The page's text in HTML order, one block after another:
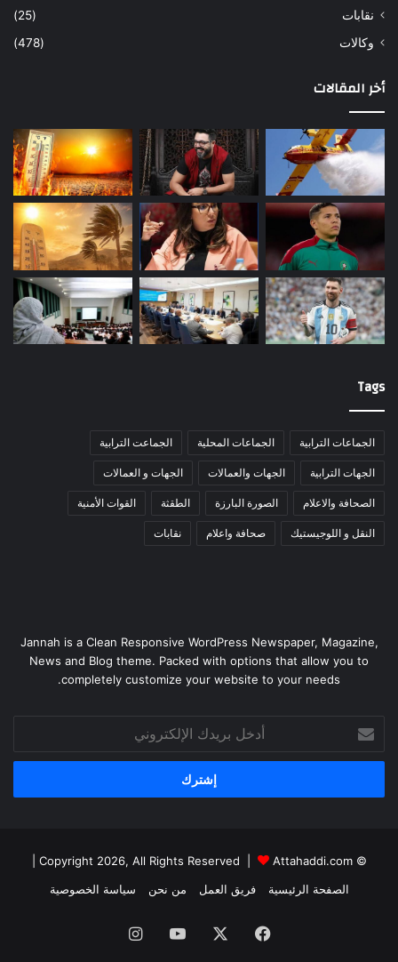
نقابات
(25)
وكالات
(478)
أخر المقالات
Tags
الجماعات الترابية الجماعات المحلية الجماعت الترابية
الجهات الترابية الجهات والعمالات الجهات و العمالات
الصحافة والاعلام الصورة البارزة الطقثة القوات الأمنية
النقل و اللوجيستيك صحافة واعلام نقابات
Jannah is a Clean Responsive WordPress Newspaper, Magazine,
News and Blog theme. Packed with options that allow you to
completely customize your website to your needs.
أدخل
بريدك
الإلكتروني
© Copyright 2026, All Rights Reserved |
Attahaddi.com
الصفحة الرئيسية
فريق العمل من نحن سياسة الخصوصية
فيسبوك يوتيوب